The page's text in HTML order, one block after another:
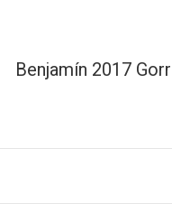
Benjamín 2017